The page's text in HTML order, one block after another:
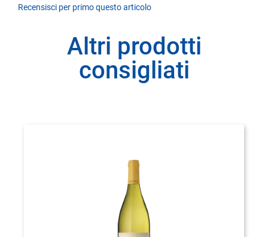
Recensisci per primo questo articolo
Altri prodotti
consigliati